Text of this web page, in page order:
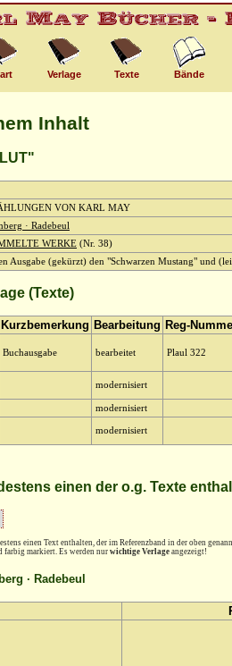
Verlage Texte Bände
Inhalt
VON KARL MAY
· Radebeul
WERKE (Nr. 38)
Ausgabe (gekürzt) den "Schwarzen Mustang" und
(Texte)
Kurzbemerkung Bearbeitung Reg-
Buchausgabe bearbeitet Plaul 322
modernisiert
modernisiert
modernisiert
einen der o.g. Texte
einen Text enthalten, der im Referenzband in der oben
farbig markiert. Es werden nur wichtige Verlage angezeigt!
· Radebeul